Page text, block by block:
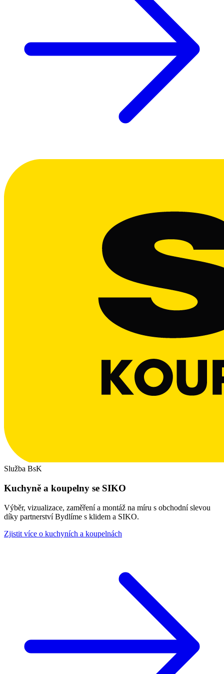
Služba BsK
Kuchyně a koupelny se SIKO
Výběr, vizualizace, zaměření a montáž na míru s obchodní slevou
díky partnerství Bydlíme s klidem a SIKO.
Zjistit více o kuchyních a koupelnách